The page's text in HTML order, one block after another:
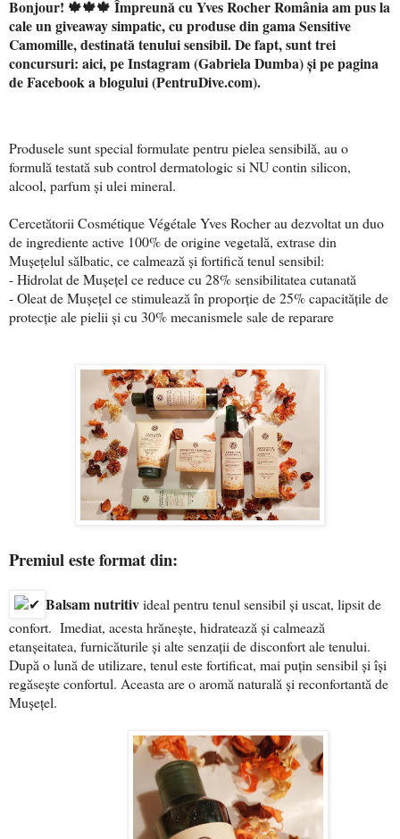
Bonjour! 🍁🍁🍁 Împreună cu Yves Rocher România am pus la
cale un giveaway simpatic, cu produse din gama Sensitive
Camomille, destinată tenului sensibil. De fapt, sunt trei
concursuri: aici, pe Instagram (Gabriela Dumba) și pe pagina
de Facebook a blogului (PentruDive.com).
Produsele sunt special formulate pentru pielea sensibilă, au o
formulă testată sub control dermatologic si NU contin silicon,
alcool, parfum și ulei mineral.
Cercetătorii Cosmétique Végétale Yves Rocher au dezvoltat un duo
de ingrediente active 100% de origine vegetală, extrase din
Mușețelul sălbatic, ce calmează și fortifică tenul sensibil:
- Hidrolat de Mușeţel ce reduce cu 28% sensibilitatea cutanată
- Oleat de Mușeţel ce stimulează în proporţie de 25% capacităţile de
protecţie ale pielii și cu 30% mecanismele sale de reparare
Premiul este format din:
Balsam nutritivideal pentru tenul sensibil și uscat, lipsit de
confort. Imediat, acesta hrănește, hidratează și calmează
etanșeitatea, furnicăturile și alte senzații de disconfort ale tenului.
După o lună de utilizare, tenul este fortificat, mai puțin sensibil și își
regăsește confortul. Aceasta are o aromă naturală și reconfortantă de
Mușețel.